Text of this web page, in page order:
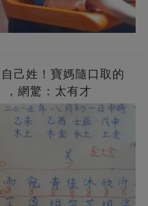
己姓！寶媽隨口取的
，網驚：太有才